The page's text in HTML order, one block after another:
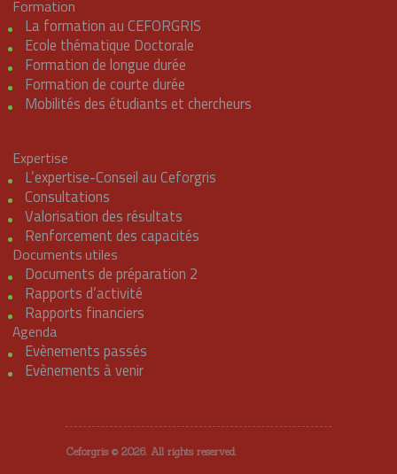
Formation
La formation au CEFORGRIS
Ecole thématique Doctorale
Formation de longue durée
Formation de courte durée
Mobilités des étudiants et chercheurs
Expertise
L’expertise-Conseil au Ceforgris
Consultations
Valorisation des résultats
Renforcement des capacités
Documents utiles
Documents de préparation 2
Rapports d’activité
Rapports financiers
Agenda
Evènements passés
Evènements à venir
Ceforgris © 2026. All rights reserved.